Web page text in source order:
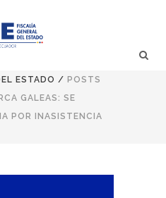
ESTADO / POSTS
GALEAS: SE
POR INASISTENCIA